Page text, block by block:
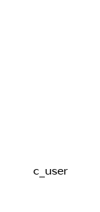
c_user